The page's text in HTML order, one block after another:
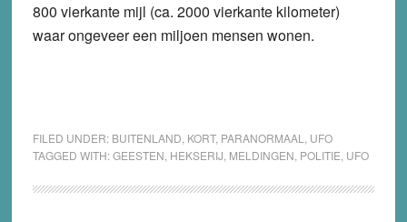
800 vierkante mijl (ca. 2000 vierkante kilometer)
waar ongeveer een miljoen mensen wonen.
FILED UNDER: BUITENLAND KORT, PARANORMAAL
UFO
TAGGED WITH:GEESTEN HEKSERIJ MELDINGEN POLITIE UFO